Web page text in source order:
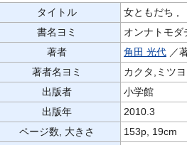
タイトル
女ともだち ,
書名ヨミ
オンナトモダ
著者
角田 光代 ／
著者名ヨミ
カクタ,ミツ
出版者
小学館
出版年
2010.3
ページ数, 大きさ
153p, 19cm